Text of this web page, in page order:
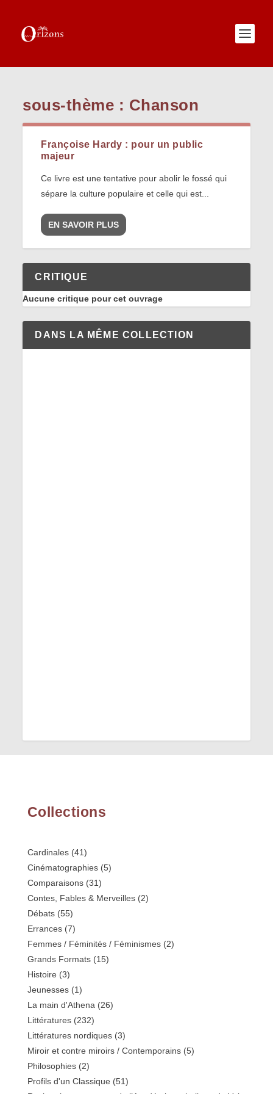
sous-thème : Chanson
Françoise Hardy : pour un public
majeur
Ce livre est une tentative pour abolir le fossé qui
sépare la culture populaire et celle qui est...
EN SAVOIR PLUS
CRITIQUE
Aucune critique pour cet ouvrage
DANS LA MÊME COLLECTION
Collections
Cardinales(41)
Cinématographies(5)
Comparaisons(31)
Contes, Fables & Merveilles(2)
Débats(55)
Errances(7)
Femmes / Féminités / Féminismes(2)
Grands Formats(15)
Histoire (3)
Jeunesses(1)
La main d'Athena (26)
Littératures(232)
Littératures nordiques(3)
Miroir et contre miroirs / Contemporains(5)
Philosophies(2)
Profils d'un Classique (51)